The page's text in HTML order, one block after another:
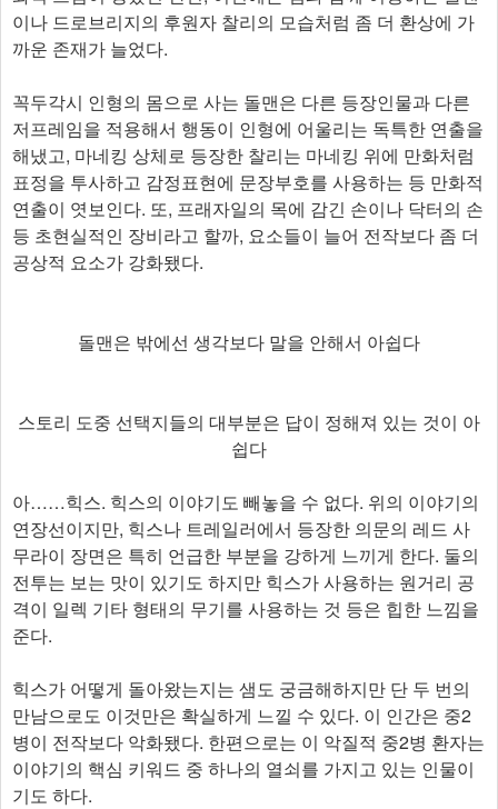
이나 드로브리지의 후원자 찰리의 모습처럼 좀 더 환상에 가
까운 존재가 늘었다.
꼭두각시 인형의 몸으로 사는 돌맨은 다른 등장인물과 다른
저프레임을 적용해서 행동이 인형에 어울리는 독특한 연출을
해냈고, 마네킹 상체로 등장한 찰리는 마네킹 위에 만화처럼
표정을 투사하고 감정표현에 문장부호를 사용하는 등 만화적
연출이 엿보인다. 또, 프래자일의 목에 감긴 손이나 닥터의 손
등 초현실적인 장비라고 할까, 요소들이 늘어 전작보다 좀 더
공상적 요소가 강화됐다.
돌맨은 밖에선 생각보다 말을 안해서 아쉽다
스토리 도중 선택지들의 대부분은 답이 정해져 있는 것이 아
쉽다
아……힉스. 힉스의 이야기도 빼놓을 수 없다. 위의 이야기의
연장선이지만, 힉스나 트레일러에서 등장한 의문의 레드 사
무라이 장면은 특히 언급한 부분을 강하게 느끼게 한다. 둘의
전투는 보는 맛이 있기도 하지만 힉스가 사용하는 원거리 공
격이 일렉 기타 형태의 무기를 사용하는 것 등은 힙한 느낌을
준다.
힉스가 어떻게 돌아왔는지는 샘도 궁금해하지만 단 두 번의
만남으로도 이것만은 확실하게 느낄 수 있다. 이 인간은 중2
병이 전작보다 악화됐다. 한편으로는 이 악질적 중2병 환자는
이야기의 핵심 키워드 중 하나의 열쇠를 가지고 있는 인물이
기도 하다.